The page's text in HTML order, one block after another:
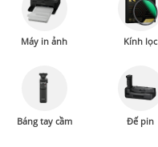
Máy in ảnh Kính lọc
Báng tay cầm Đế pin